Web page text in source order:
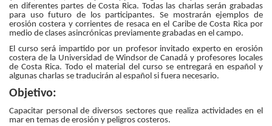
en diferentes partes de Costa Rica. Todas las charlas serán grabadas
para uso futuro de los participantes. Se mostrarán ejemplos de
erosión costera y corrientes de resaca en el Caribe de Costa Rica por
medio de clases asincrónicas previamente grabadas en el campo.
El curso será impartido por un profesor invitado experto en erosión
costera de la Universidad de Windsor de Canadá y profesores locales
de Costa Rica. Todo el material del curso se entregará en español y
algunas charlas se traducirán al español si fuera necesario.
Objetivo:
Capacitar personal de diversos sectores que realiza actividades en el
mar en temas de erosión y peligros costeros.